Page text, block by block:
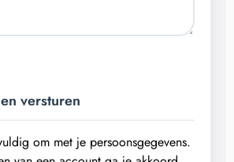
versturen
om met je persoonsgegevens.